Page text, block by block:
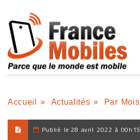
Accueil » Actualités » Par Mois
Publié le 28 avril 2022 à 00h15